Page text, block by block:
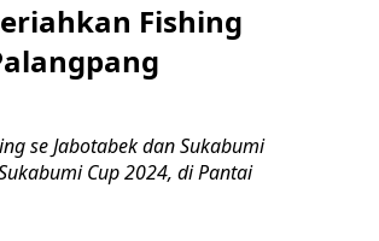
Fishing
se Jabotabek dan Sukabumi
Cup 2024, di Pantai